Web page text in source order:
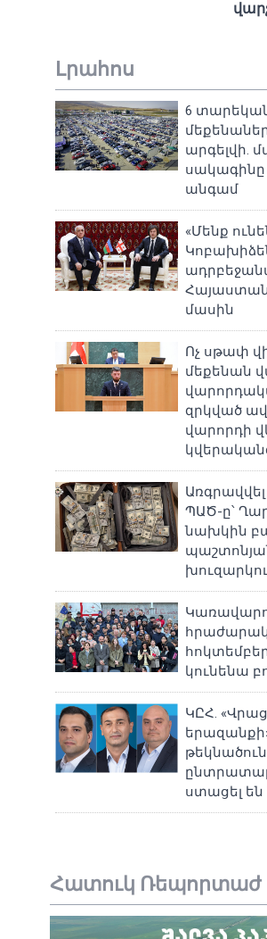
Լրահոս
6
արգելվի.
անգամ
«Մենք
մասին
Ոչ սթափ
մեքենան
զրկված
վարորդի
Առգրավվել
ՊԱԾ-ը՝
նախկին
կունենա
ԿԸՀ.
ստացել են
Հատուկ Ռեպորտաժ